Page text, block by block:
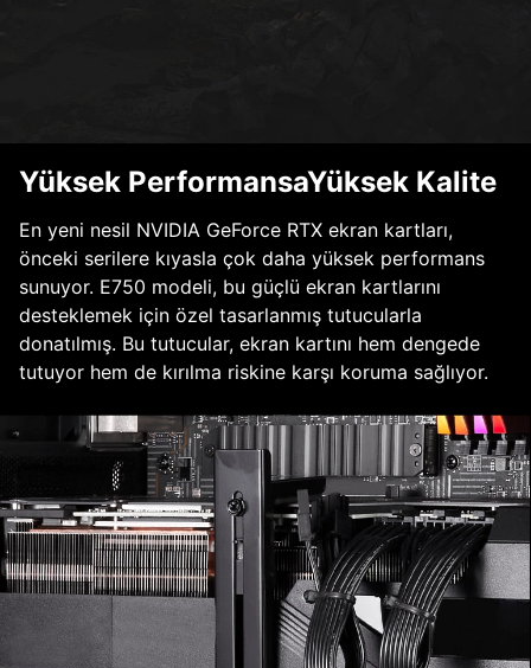
Yüksek PerformansaYüksek Kalite
En yeni nesil NVIDIA GeForce RTX ekran kartları,
önceki serilere kıyasla çok daha yüksek performans
sunuyor. E750 modeli, bu güçlü ekran kartlarını
desteklemek için özel tasarlanmış tutucularla
donatılmış. Bu tutucular, ekran kartını hem dengede
tutuyor hem de kırılma riskine karşı koruma sağlıyor.